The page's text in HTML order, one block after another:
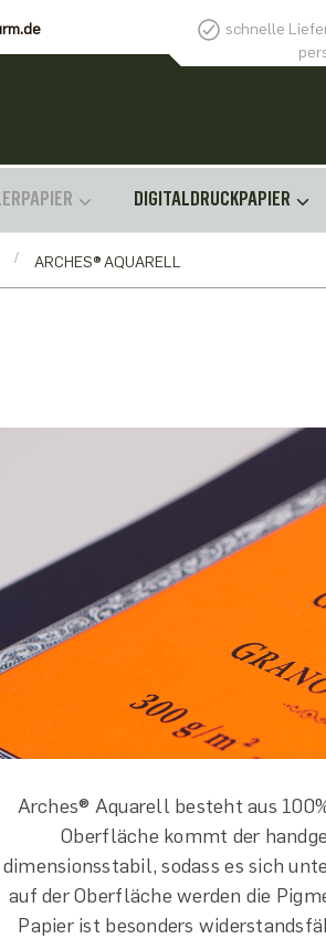
schnelle
DIGITALDRUCKPAPIER
ARCHES® AQUARELL
Arches® Aquarell besteht aus
Oberfläche kommt der
dimensionsstabil, sodass es sich
auf der Oberfläche werden die
Papier ist besonders